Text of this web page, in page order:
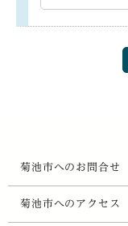
菊池市へのお問合せ
菊池市へのアクセス